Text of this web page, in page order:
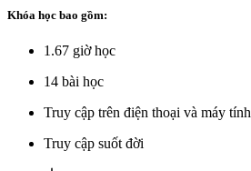
Khóa học bao gồm:
1.67 giờ học
14 bài học
Truy cập trên điện thoại và máy tính
Truy cập suốt đời